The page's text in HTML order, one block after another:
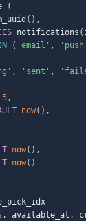
(
( ) ,
notifications ( id
( 'email' , 'push'
, 'sent' ,
5,
now( ) ,
now( ) ,
now( )
, available_at ,